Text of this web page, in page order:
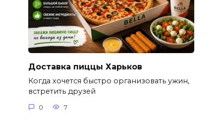
Доставка пиццы Харьков
Когда хочется быстро организовать ужин,
встретить друзей
0 7